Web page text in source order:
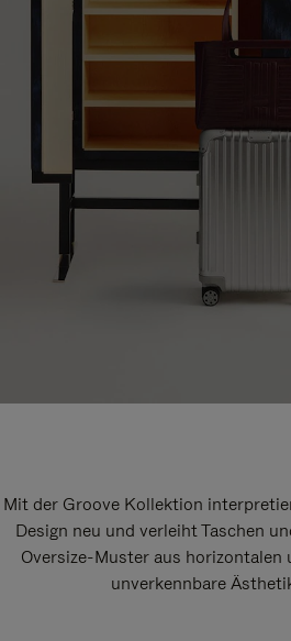
Mit der Groove Kollektion
Design neu und verleiht Taschen
Oversize-Muster aus horizontalen
unverkennbare